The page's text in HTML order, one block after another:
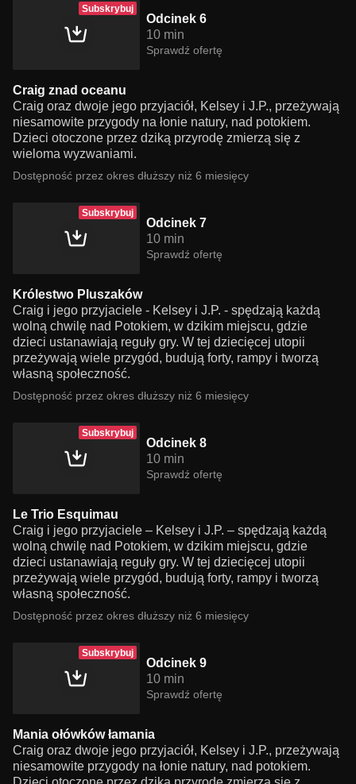
Subskrybuj
Odcinek 6
10 min
Sprawdź ofertę
Craig znad oceanu
Craig oraz dwoje jego przyjaciół, Kelsey i J.P., przeżywają
niesamowite przygody na łonie natury, nad potokiem.
Dzieci otoczone przez dziką przyrodę zmierzą się z
wieloma wyzwaniami.
Dostępność przez okres dłuższy niż 6 miesięcy
Subskrybuj
Odcinek 7
10 min
Sprawdź ofertę
Królestwo Pluszaków
Craig i jego przyjaciele - Kelsey i J.P. - spędzają każdą
wolną chwilę nad Potokiem, w dzikim miejscu, gdzie
dzieci ustanawiają reguły gry. W tej dziecięcej utopii
przeżywają wiele przygód, budują forty, rampy i tworzą
własną społeczność.
Dostępność przez okres dłuższy niż 6 miesięcy
Subskrybuj
Odcinek 8
10 min
Sprawdź ofertę
Le Trio Esquimau
Craig i jego przyjaciele – Kelsey i J.P. – spędzają każdą
wolną chwilę nad Potokiem, w dzikim miejscu, gdzie
dzieci ustanawiają reguły gry. W tej dziecięcej utopii
przeżywają wiele przygód, budują forty, rampy i tworzą
własną społeczność.
Dostępność przez okres dłuższy niż 6 miesięcy
Subskrybuj
Odcinek 9
10 min
Sprawdź ofertę
Mania ołówków łamania
Craig oraz dwoje jego przyjaciół, Kelsey i J.P., przeżywają
niesamowite przygody na łonie natury, nad potokiem.